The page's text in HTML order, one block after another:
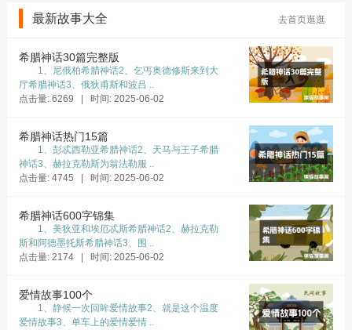
最新故事大全 去首页逛逛
希腊神话30篇完整版
1、尼俄柏希腊神话2、乞丐奥德修斯来到大
厅希腊神话3、俄狄甫斯和波吕 ..
点击量: 6269 | 时间: 2025-06-02
希腊神话热门15篇
1、彭忒西勒亚希腊神话2、天马与王子希腊
神话3、赫拉克勒斯为翁法勒服 ..
点击量: 4745 | 时间: 2025-06-02
希腊神话600字锦集
1、美狄亚和埃厄忒斯希腊神话2、赫拉克勒
斯和阿德墨托斯希腊神话3、围 ..
点击量: 2174 | 时间: 2025-06-02
爱情故事100个
1、静候一次回眸爱情故事2、就是这个温度
爱情故事3、单车上的爱情爱情 ..